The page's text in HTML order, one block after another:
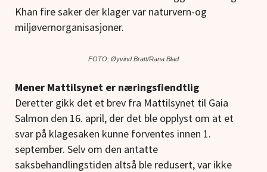
Khan fire saker der klager var naturvern-og
miljøvernorganisasjoner.
FOTO: Øyvind Bratt/Rana Blad
Mener Mattilsynet er næringsfiendtlig
Deretter gikk det et brev fra Mattilsynet til Gaia
Salmon den 16. april, der det ble opplyst om at et
svar på klagesaken kunne forventes innen 1.
september. Selv om den antatte
saksbehandlingstiden altså ble redusert, var ikke